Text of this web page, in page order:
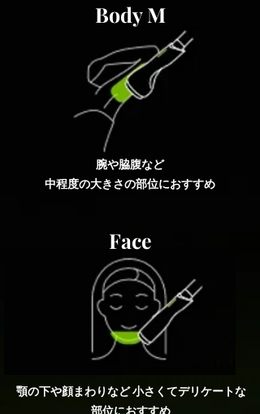
Body M
腕や脇腹など
中程度の大きさの部位におすすめ
Face
顎の下や顔まわりなど 小さくてデリケートな
部位におすすめ